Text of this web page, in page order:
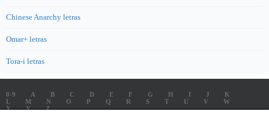
Chinese Anarchy letras
Omar+ letras
Tora-i letras
0-9 A B C D E F G H I J
K
L
M N O P Q R S T U V
W
X
Y Z